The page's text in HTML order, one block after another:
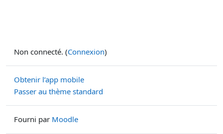
Non connecté. (Connexion)
Obtenir l’app mobile
Passer au thème standard
Fourni par Moodle